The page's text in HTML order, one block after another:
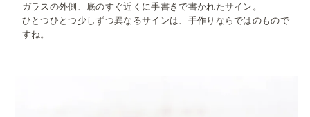
ガラスの外側、底のすぐ近くに手書きで書かれたサイン。
ひとつひとつ少しずつ異なるサインは、手作りならではのもので
すね。